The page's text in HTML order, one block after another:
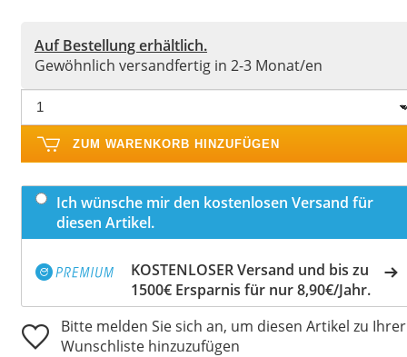
Auf Bestellung erhältlich.
Gewöhnlich versandfertig in 2-3 Monat/en
ZUM WARENKORB HINZUFÜGEN
Ich wünsche mir den kostenlosen Versand für
diesen Artikel.
KOSTENLOSER Versand und bis zu
1500€ Ersparnis für nur 8,90€/Jahr.
Bitte melden Sie sich an, um diesen Artikel zu Ihrer
Wunschliste hinzuzufügen